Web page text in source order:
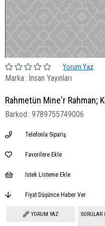
Yorum Yaz
Marka : İnsan Yayınları
Rahmetün Mine'r Rahman;
Barkod : 9789755749006
Telefonla Sipariş
Favorilere Ekle
İstek Listeme Ekle
Fiyat Düşünce Haber Ver
YORUM YAZ SORULAR